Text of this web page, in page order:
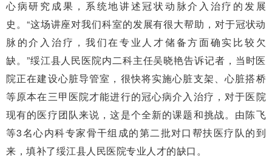
心病研究成果，系统地讲述冠状动脉介入治疗的发展
史。“这场讲座对我们科室的发展有很大帮助，对于冠状动
脉的介入治疗，我们在专业人才储备方面确实比较欠
缺。”绥江县人民医院内二科主任吴晓艳告诉记者，当时医
院正在建设心脏导管室，很快将实施心脏支架、心脏搭桥
等原本在三甲医院才能进行的冠心病介入治疗，对于医院
现有的医疗团队来说，这是个全新的课题和挑战。由陈飞
等3名心内科专家骨干组成的第二批对口帮扶医疗队的到
来，填补了绥江县人民医院专业人才的缺口。